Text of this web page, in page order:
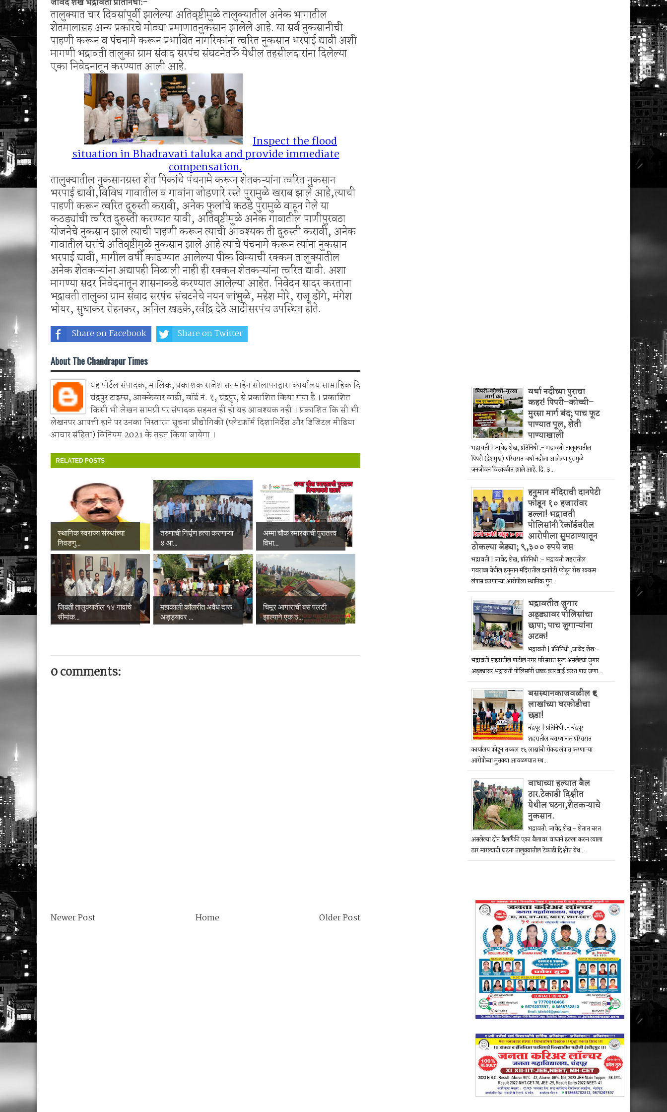
रुपये जप्त
अखेर नगर परिषद प्रशासन नमले; ९ महिन्यांपासून प्रलंबित सौंदर्यीकरणाच्या कामावरून पुन्हा वाद
तालुक्यात चार दिवसांपूर्वी झालेल्या अतिवृष्टीमुळे तालुक्यातील अनेक भागातील
शेतमालासह अन्य प्रकारचे मोठ्या प्रमाणातनुकसान झालेले आहे. या सर्व नुकसानीची
पाहणी करून व पंचनामे करून प्रभावित नागरिकांना त्वरित नुकसान भरपाई द्यावी अशी
मागणी भद्रावती तालुका ग्राम संवाद सरपंच संघटनेतर्फे येथील तहसीलदारांना दिलेल्या
एका निवेदनातून करण्यात आली आहे.
Inspect the flood
situation in Bhadravati taluka and provide immediate
compensation.
तालुक्यातील नुकसानग्रस्त शेत पिकांचे पंचनामे करून शेतकऱ्यांना त्वरित नुकसान
भरपाई द्यावी,विविध गावातील व गावांना जोडणारे रस्ते पुरामुळे खराब झाले आहे,त्याची
पाहणी करून त्वरित दुरुस्ती करावी, अनेक फुलांचे कठडे पुरामुळे वाहून गेले या
कठड्यांची त्वरित दुरुस्ती करण्यात यावी, अतिवृष्टीमुळे अनेक गावातील पाणीपुरवठा
योजनेचे नुकसान झाले त्याची पाहणी करून त्याची आवश्यक ती दुरुस्ती करावी, अनेक
गावातील घरांचे अतिवृष्टीमुळे नुकसान झाले आहे त्याचे पंचनामे करून त्यांना नुकसान
भरपाई द्यावी, मागील वर्षी काढण्यात आलेल्या पीक विम्याची रक्कम तालुक्यातील
अनेक शेतकऱ्यांना अद्यापही मिळाली नाही ही रक्कम शेतकऱ्यांना त्वरित द्यावी. अशा
मागण्या सदर निवेदनातून शासनाकडे करण्यात आलेल्या आहेत. निवेदन सादर करताना
भद्रावती तालुका ग्राम संवाद सरपंच संघटनेचे नयन जांभुळे, महेश मोरे, राजू डोंगे, मंगेश
भोयर, सुधाकर रोहनकर, अनिल खडके,रवींद्र देठे आदीसरपंच उपस्थित होते.
Share on Facebook Share on Twitter
About The Chandrapur Times
यह पोर्टल संपादक, मालिक, प्रकाशक राजेश सनमाहेन सोलापनद्वारा कार्यालय साप्ताहिक दि
चंद्रपुर टाइम्स, आक्केवार वाडी, वॉर्ड नं. १, चंद्रपुर, से प्रकाशित किया गया है । प्रकाशित
किसी भी लेखन सामग्री पर संपादक सहमत ही हो यह आवश्यक नही । प्रकाशित कि सी भी
लेखनपर आपत्ती हाने पर उनका निस्तारण सूचना प्रौद्योगिकी (प्लेटफ़ॉर्म दिशानिर्देश और डिजिटल मीडिया
आचार संहिता) विनियम 2021 के तहत किया जायेगा ।
RELATED POSTS
स्थानिक स्वराज्य संस्थांच्या
निवडणु...
तरुणाची निर्घृण हत्या करणाऱ्या
४ आ...
अम्मा चौक स्मारकाची पुरातत्त्व
विभा...
जिवती तालुक्यातील १४ गावांचे
सीमांक...
महाकाली कॉलरीत अवैध दारू
अड्ड्यावर ...
चिमूर आगाराची बस पलटी
झाल्याने एक ठ...
0 comments:
Newer Post Older Post
Home
वर्धा नदीच्या पुराचा
कहर! पिपरी–कोच्ची–
मुरसा मार्ग बंद; पाच फूट
पाण्यात पूल, शेती
पाण्याखाली
भद्रावती | जावेद शेख, प्रतिनिधी :- भद्रावती तालुक्यातील
पिपरी (देशमुख) परिसरात वर्धा नदीला आलेल्या पुरामुळे
जनजीवन विस्कळीत झाले आहे. दि. ३...
हनुमान मंदिराची दानपेटी
फोडून १० हजारांवर
डल्ला! भद्रावती
पोलिसांनी रेकॉर्डवरील
आरोपीला सुमठाण्यातून
ठोकल्या बेड्या; ९,३०० रुपये जप्त
भद्रावती | जावेद शेख, प्रतिनिधी :- भद्रावती शहरातील
गवराळा येथील हनुमान मंदिरातील दानपेटी फोडून रोख रक्कम
लंपास करणाऱ्या आरोपीला स्थानिक गुन...
भद्रावतीत जुगार
अड्ड्यावर पोलिसांचा
छापा; पाच जुगाऱ्यांना
अटक!
भद्रावती | प्रतिनिधी ,जावेद शेख:-
भद्रावती शहरातील पाटील नगर परिसरात सुरू असलेल्या जुगार
अड्ड्यावर भद्रावती पोलिसांनी धडक कारवाई करत पाच जणा...
बसस्थानकाजवळील ₹६
लाखांच्या घरफोडीचा
छडा!
चंद्रपूर | प्रतिनिधी :- चंद्रपूर
शहरातील बसस्थानक परिसरात
कार्यालय फोडून तब्बल ₹६ लाखांची रोकड लंपास करणाऱ्या
आरोपीच्या मुसक्या आवळण्यात स्थ...
वाघाच्या हल्यात बैल
ठार.टेकाडी दिक्षीत
येथील घटना,शेतकऱ्याचे
नुकसान.
भद्रावती. जावेद शेख:- शेतात चरत
असलेल्या दोन बैलांपैकी एका बैलावर वाघाने हल्ला करुन त्याला
ठार मारल्याची घटना तालुक्यातील टेकाडी दिक्षीत येथ...